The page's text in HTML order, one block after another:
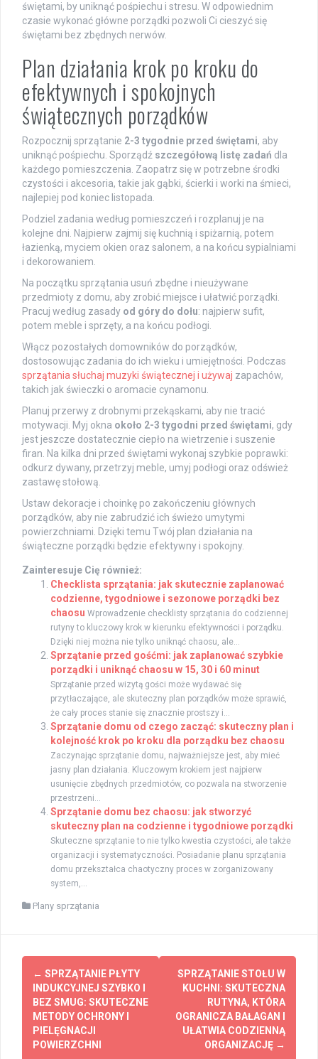
świętami, by uniknąć pośpiechu i stresu. W odpowiednim
czasie wykonać główne porządki pozwoli Ci cieszyć się
świętami bez zbędnych nerwów.
Plan działania krok po kroku do
efektywnych i spokojnych
świątecznych porządków
Rozpocznij sprzątanie 2-3 tygodnie przed świętami, aby
uniknąć pośpiechu. Sporządź szczegółową listę zadań dla
każdego pomieszczenia. Zaopatrz się w potrzebne środki
czystości i akcesoria, takie jak gąbki, ścierki i worki na śmieci,
najlepiej pod koniec listopada.
Podziel zadania według pomieszczeń i rozplanuj je na
kolejne dni. Najpierw zajmij się kuchnią i spiżarnią, potem
łazienką, myciem okien oraz salonem, a na końcu sypialniami
i dekorowaniem.
Na początku sprzątania usuń zbędne i nieużywane
przedmioty z domu, aby zrobić miejsce i ułatwić porządki.
Pracuj według zasady od góry do dołu: najpierw sufit,
potem meble i sprzęty, a na końcu podłogi.
Włącz pozostałych domowników do porządków,
dostosowując zadania do ich wieku i umiejętności. Podczas
sprzątania słuchaj muzyki świątecznej i używaj zapachów,
takich jak świeczki o aromacie cynamonu.
Planuj przerwy z drobnymi przekąskami, aby nie tracić
motywacji. Myj okna około 2-3 tygodni przed świętami, gdy
jest jeszcze dostatecznie ciepło na wietrzenie i suszenie
firan. Na kilka dni przed świętami wykonaj szybkie poprawki:
odkurz dywany, przetrzyj meble, umyj podłogi oraz odśwież
zastawę stołową.
Ustaw dekoracje i choinkę po zakończeniu głównych
porządków, aby nie zabrudzić ich świeżo umytymi
powierzchniami. Dzięki temu Twój plan działania na
świąteczne porządki będzie efektywny i spokojny.
Zainteresuje Cię również:
Checklista sprzątania: jak skutecznie zaplanować
codzienne, tygodniowe i sezonowe porządki bez
chaosu Wprowadzenie checklisty sprzątania do codziennej
rutyny to kluczowy krok w kierunku efektywności i porządku.
Dzięki niej można nie tylko uniknąć chaosu, ale...
Sprzątanie przed gośćmi: jak zaplanować szybkie
porządki i uniknąć chaosu w 15, 30 i 60 minut
Sprzątanie przed wizytą gości może wydawać się
przytłaczające, ale skuteczny plan porządków może sprawić,
że cały proces stanie się znacznie prostszy i...
Sprzątanie domu od czego zacząć: skuteczny plan i
kolejność krok po kroku dla porządku bez chaosu
Zaczynając sprzątanie domu, najważniejsze jest, aby mieć
jasny plan działania. Kluczowym krokiem jest najpierw
usunięcie zbędnych przedmiotów, co pozwala na stworzenie
przestrzeni...
Sprzątanie domu bez chaosu: jak stworzyć
skuteczny plan na codzienne i tygodniowe porządki
Skuteczne sprzątanie to nie tylko kwestia czystości, ale także
organizacji i systematyczności. Posiadanie planu sprzątania
domu przekształca chaotyczny proces w zorganizowany
system,...
Plany sprzątania
Zobacz
wpisy
← SPRZĄTANIE PŁYTY
INDUKCYJNEJ SZYBKO I
BEZ SMUG: SKUTECZNE
METODY OCHRONY I
PIELĘGNACJI
POWIERZCHNI
SPRZĄTANIE STOŁU W
KUCHNI: SKUTECZNA
RUTYNA, KTÓRA
OGRANICZA BAŁAGAN I
UŁATWIA CODZIENNĄ
ORGANIZACJĘ →